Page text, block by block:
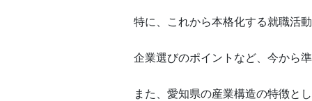
特に、これから本格化する就職活
企業選びのポイントなど、今から
また、愛知県の産業構造の特徴と